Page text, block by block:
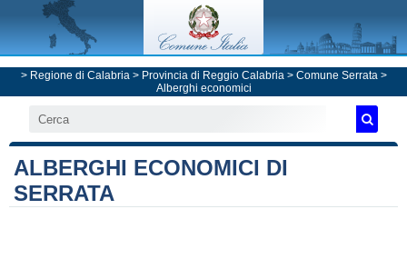
> Regione di Calabria> Provincia di Reggio Calabria> Comune Serrata>
Alberghi economici
ALBERGHI ECONOMICI DI
SERRATA